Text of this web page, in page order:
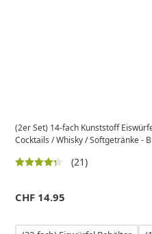
(2er Set) 14-fach Kunststoff
Cocktails / Whisky / Softgetränke -
(21)
CHF 14.95